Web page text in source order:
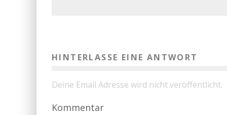
HINTERLASSE EINE ANTWORT
Deine Email Adresse wird nicht veröffentlicht.
Kommentar